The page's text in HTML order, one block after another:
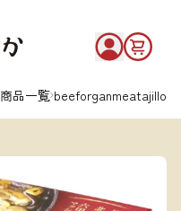
商品一覧 beeforganmeatajillo